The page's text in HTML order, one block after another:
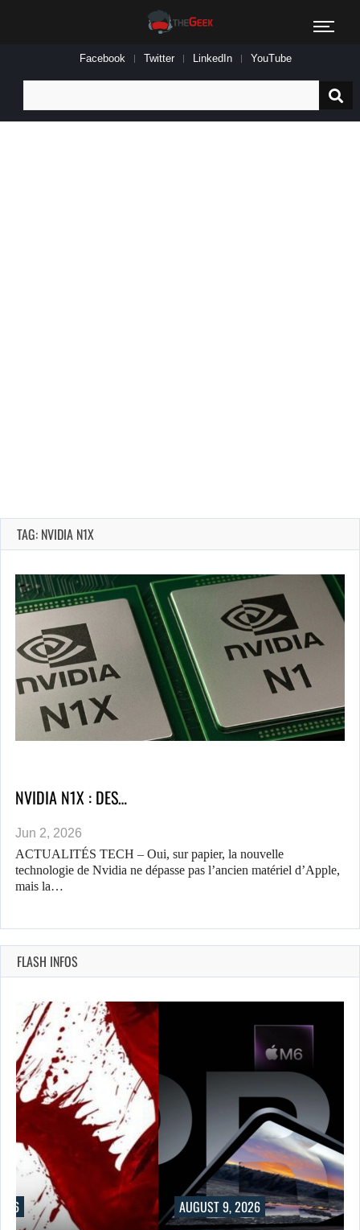
Facebook Twitter LinkedIn YouTube
for:
TAG: NVIDIA N1X
NVIDIA N1X : DES…
Jun 2, 2026
ACTUALITÉS TECH – Oui, sur papier, la nouvelle
technologie de Nvidia ne dépasse pas l’ancien matériel d’Apple,
mais la…
FLASH INFOS
AUGUST 9, 2026